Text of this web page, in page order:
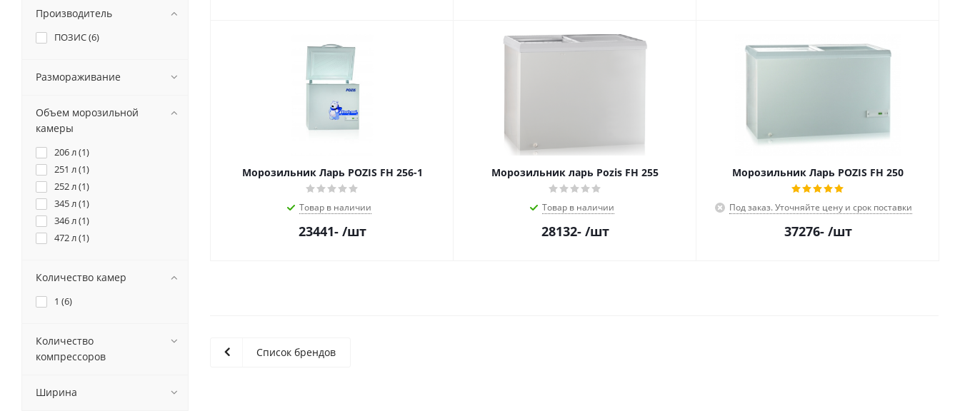
Морозильник Ларь POZIS FH 256-1
Товар в наличии
23441- /шт
Морозильник ларь Pozis FH 255
Товар в наличии
28132- /шт
Морозильник Ларь POZIS FH 250
Под заказ. Уточняйте цену и срок поставки
37276- /шт
Список брендов
Производитель
ПОЗИС (6)
Размораживание
Объем морозильной
камеры
206 л (1)
251 л (1)
252 л (1)
345 л (1)
346 л (1)
472 л (1)
Количество камер
1 (6)
Количество
компрессоров
Ширина